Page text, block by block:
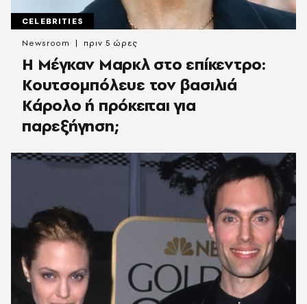
CELEBRITIES
Η Μέγκαν Μαρκλ στο επίκεντρο:
Κουτσομπόλευε τον βασιλιά
Κάρολο ή πρόκειται για
παρεξήγηση;
Newsroom πριν 5 ώρες